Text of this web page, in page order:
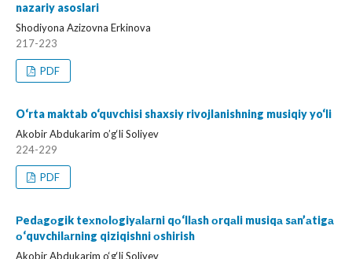
nazariy asoslari
Shodiyona Azizovna Erkinova
217-223
PDF
O‘rta maktab o‘quvchisi shaxsiy rivojlanishning musiqiy yo‘li
Akobir Abdukarim o’g‘li Soliyev
224-229
PDF
Рedаgоgik teхnоlоgiyаlаrni qо‘llаsh оrqаli musiqа sаn’аtigа
о‘quvchilаrning qiziqishni оshirish
Akobir Abdukarim o‘g‘li Soliyev